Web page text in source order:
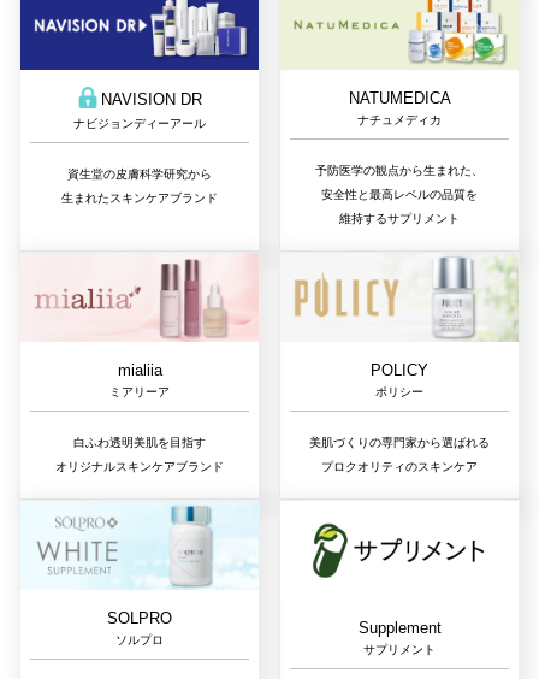
NAVISION DR
ナビジョンディーアール
資生堂の皮膚科学研究から
生まれたスキンケアブランド
NATUMEDICA
ナチュメディカ
予防医学の観点から生まれた、
安全性と最高レベルの品質を
維持するサプリメント
mialiia
ミアリーア
白ふわ透明美肌を目指す
オリジナルスキンケアブランド
POLICY
ポリシー
美肌づくりの専門家から選ばれる
プロクオリティのスキンケア
SOLPRO
ソルプロ
Supplement
サプリメント